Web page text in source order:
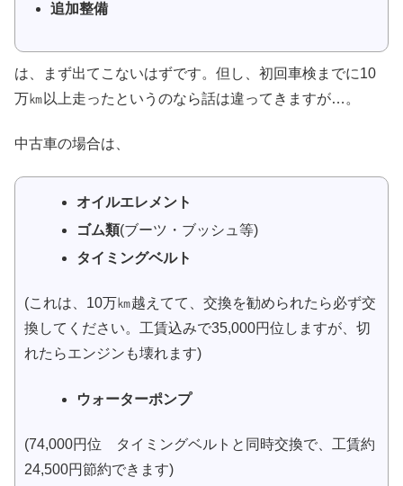
追加整備
は、まず出てこないはずです。但し、初回車検までに10
万㎞以上走ったというのなら話は違ってきますが…。
中古車の場合は、
オイルエレメント
ゴム類(ブーツ・ブッシュ等)
タイミングベルト
(これは、10万㎞越えてて、交換を勧められたら必ず交
換してください。工賃込みで35,000円位しますが、切
れたらエンジンも壊れます)
ウォーターポンプ
(74,000円位 タイミングベルトと同時交換で、工賃約
24,500円節約できます)